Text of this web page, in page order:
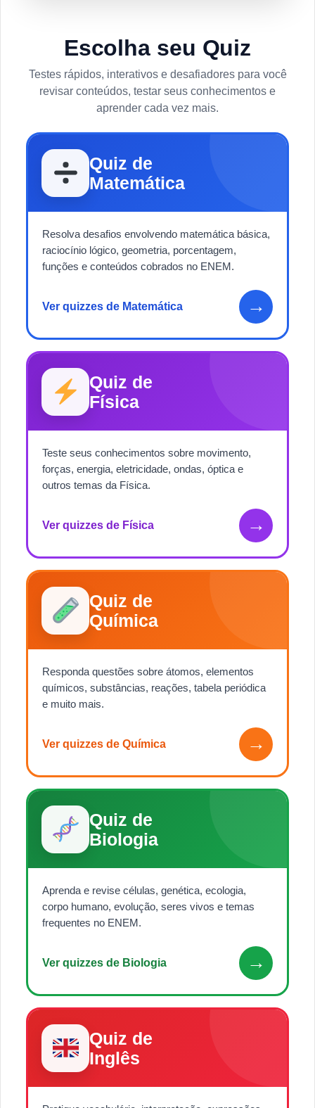
Escolha seu Quiz
Testes rápidos, interativos e desafiadores para você
revisar conteúdos, testar seus conhecimentos e
aprender cada vez mais.
Quiz de
Matemática
Resolva desafios envolvendo matemática básica,
raciocínio lógico, geometria, porcentagem,
funções e conteúdos cobrados no ENEM.
Ver quizzes de Matemática →
Quiz de
Física
Teste seus conhecimentos sobre movimento,
forças, energia, eletricidade, ondas, óptica e
outros temas da Física.
Ver quizzes de Física →
Quiz de
Química
Responda questões sobre átomos, elementos
químicos, substâncias, reações, tabela periódica
e muito mais.
Ver quizzes de Química →
Quiz de
Biologia
Aprenda e revise células, genética, ecologia,
corpo humano, evolução, seres vivos e temas
frequentes no ENEM.
Ver quizzes de Biologia →
Quiz de
Inglês